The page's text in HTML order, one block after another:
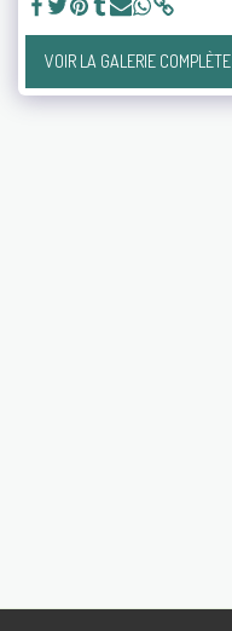
VOIR LA GALERIE COMPLÈTE